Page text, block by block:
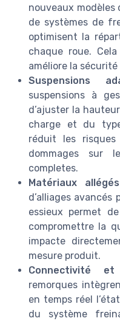
nouveaux modèles
de systèmes de
optimisent la
chaque roue.
améliore la
Suspensions
suspensions à
d’ajuster la
charge et du
réduit les
dommages sur
completes.
Matériaux
d’alliages avancés
essieux permet
compromettre la
impacte
mesure produit.
Connectivité
remorques
en temps réel
du système